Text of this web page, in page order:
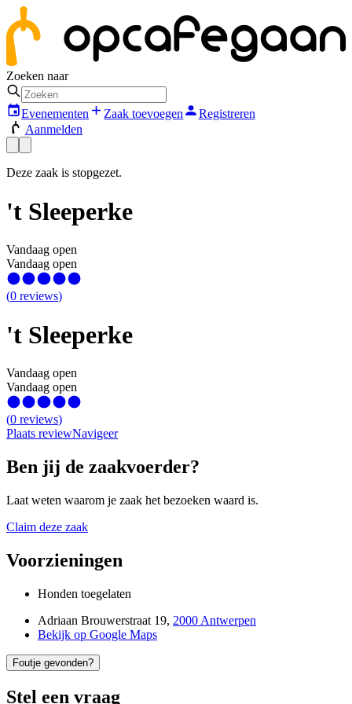
Zoeken naar
Evenementen Zaak toevoegen
Registreren
Aanmelden
Deze zaak is stopgezet.
't Sleeperke
Vandaag open
Vandaag open
(0 reviews)
't Sleeperke
Vandaag open
Vandaag open
(0 reviews)
Plaats reviewNavigeer
Ben jij de zaakvoerder?
Laat weten waarom je zaak het bezoeken waard is.
Claim deze zaak
Voorzieningen
Honden toegelaten
Adriaan Brouwerstraat 19, 2000 Antwerpen
Bekijk op Google Maps
Foutje gevonden?
Stel een vraag